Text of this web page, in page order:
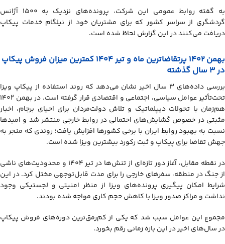
به گفته روابط عمومی این شرکت، پرونده‌های نزدیک به ۱۵۰۰ آژانس
گردشگری از سراسر کشور که برای مشتریان خود از نیلگام خدمات پیکاپ
دریافت می‌کنند در این گزارش لحاظ شده است.
بهمن ۱۴۰۲ پرتقاضاترین ماه و تیر ۱۴۰۴ کمترین میزان فروش پیکاپ
در ۳ سال گذشته
بررسی داده‌های ۳ سال اخیر نشان می‌دهد که روند استفاده از پیکاپ ویزا
تحت‌تأثیر عوامل سیاسی، اجتماعی و اقتصادی قرار گرفته است. در بهمن ۱۴۰۲
هم‌زمان با تحولات دیپلماتیک و تلاش دولت‌مردان برای احیای برجام، اخبار
مثبتی در خصوص گشایش‌های احتمالی در روابط خارجی منتشر شد و امیدها
نسبت به بهبود روابط ایران با برخی کشورها افزایش یافت؛ روندی که منجر به
جهش تقاضا برای پیکاپ و ثبت رکورد بیشترین ویزا شده است.
در نقطه مقابل، آغاز دور تازه‌ای از تنش‌ها در تیر ۱۴۰۴ و محدودیت‌های ناشی
از جنگ در منطقه، سفرهای خارجی را برای مدت قابل‌توجهی مختل کرد. در این
شرایط امکان پیگیری پرونده‌های ویزا از منظر امنیتی و لجستیکی وجود
نداشت و مراکز صدور ویزا با کاهش حجم کاری مواجه شده بودند.
مجموع این عوامل سبب شد که یکی از کم‌رمق‌ترین دوره‌های فروش پیکاپ
در سال‌های اخیر در این بازه زمانی رقم بخورد.